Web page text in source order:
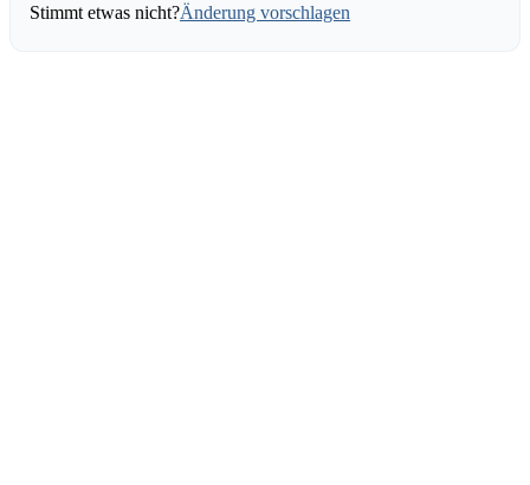
Stimmt etwas nicht?Änderung vorschlagen